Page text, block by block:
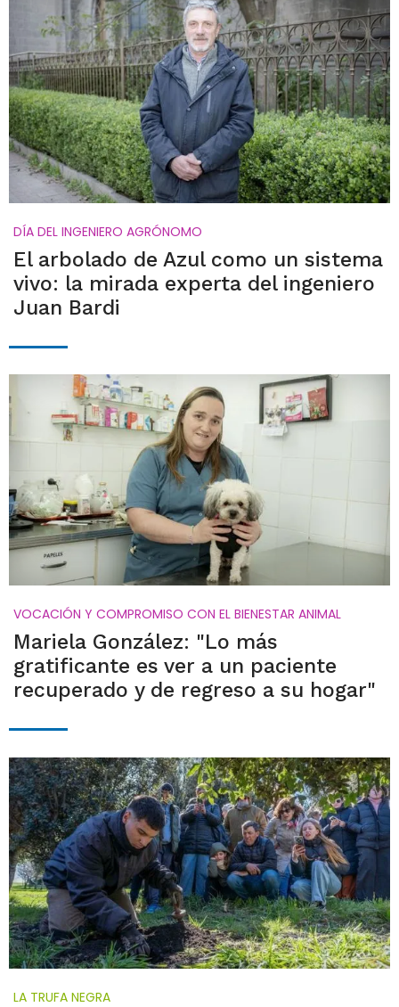
DÍA DEL INGENIERO AGRÓNOMO
El arbolado de Azul como un sistema
vivo: la mirada experta del ingeniero
Juan Bardi
VOCACIÓN Y COMPROMISO CON EL BIENESTAR ANIMAL
Mariela González: "Lo más
gratificante es ver a un paciente
recuperado y de regreso a su hogar"
LA TRUFA NEGRA